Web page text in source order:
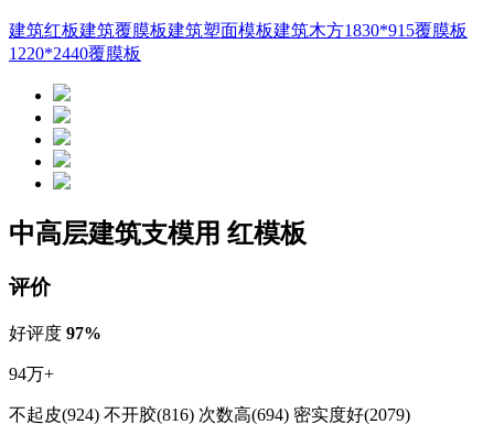
建筑红板建筑覆膜板建筑塑面模板建筑木方1830*915覆膜板
1220*2440覆膜板
中高层建筑支模用 红模板
评价
好评度 97%
94万+
不起皮(924) 不开胶(816) 次数高(694) 密实度好(2079)